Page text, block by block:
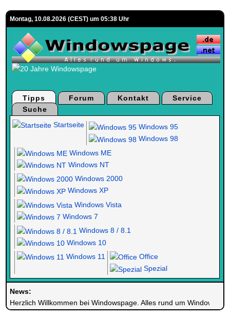
Montag, 10.08.2026 (CEST) um 05:38 Uhr
Tipps Forum Kontakt
Service
Suche
Startseite
Windows 95
Windows 98
Windows ME
Windows NT
Windows 2000
Windows XP
Windows Vista
Windows 7
Windows 8 / 8.1
Windows 10
Windows 11
Office
Spezial
News:
Herzlich Willkommen bei Windowspage. Alles rund um Windows.